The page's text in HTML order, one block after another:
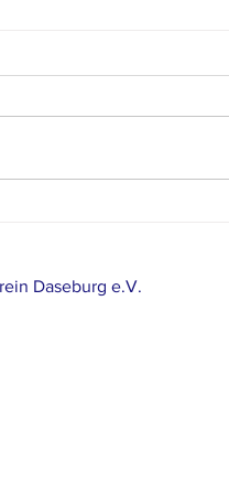
Daseburg e.V.